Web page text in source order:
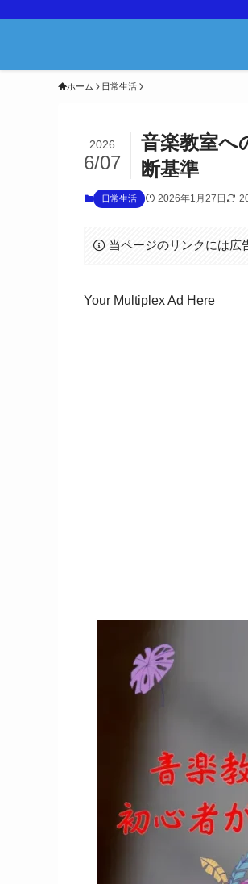
ホーム 日常生活
音楽教室へ
断基準
2026
6/07
日常生活 2026年1月27日
当ページのリンクには広
Your Multiplex Ad Here